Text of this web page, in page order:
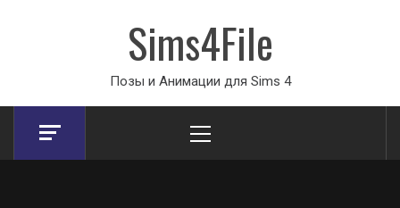
Sims4File
Позы и Анимации для Sims 4
Menu